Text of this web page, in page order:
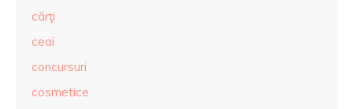
cărţi
ceai
concursuri
cosmetice